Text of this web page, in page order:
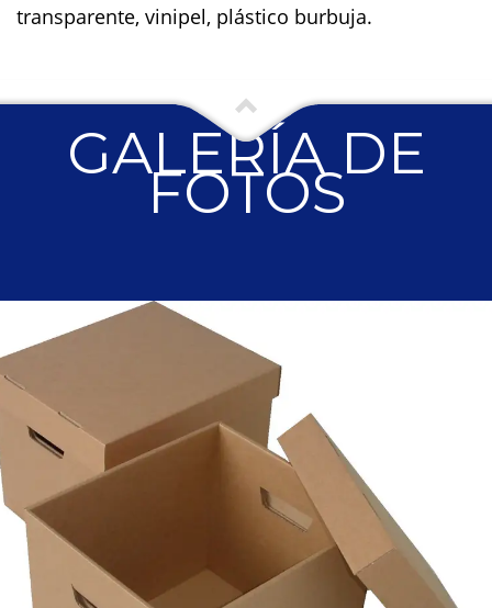
transparente, vinipel, plástico burbuja.
GALERÍA DE
FOTOS